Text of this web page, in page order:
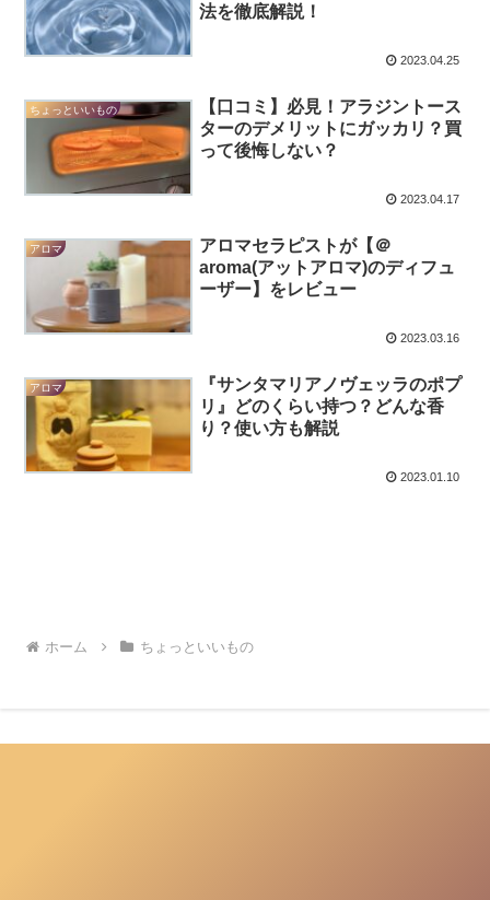
法を徹底解説！
2023.04.25
ちょっといいもの
【口コミ】必見！アラジントース
ターのデメリットにガッカリ？買
って後悔しない？
2023.04.17
アロマ
アロマセラピストが【＠
aroma(アットアロマ)のディフュ
ーザー】をレビュー
2023.03.16
アロマ
『サンタマリアノヴェッラのポプ
リ』どのくらい持つ？どんな香
り？使い方も解説
2023.01.10
ホーム ちょっといいもの